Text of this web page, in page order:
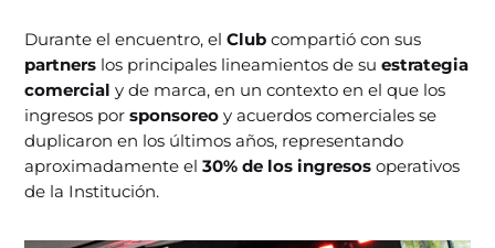
Durante el encuentro, elClub compartió con sus
partners los principales lineamientos de suestrategia
comercial y de marca, en un contexto en el que los
ingresos porsponsoreo y acuerdos comerciales se
duplicaron en los últimos años, representando
aproximadamente el 30% de los ingresos operativos
de la Institución.